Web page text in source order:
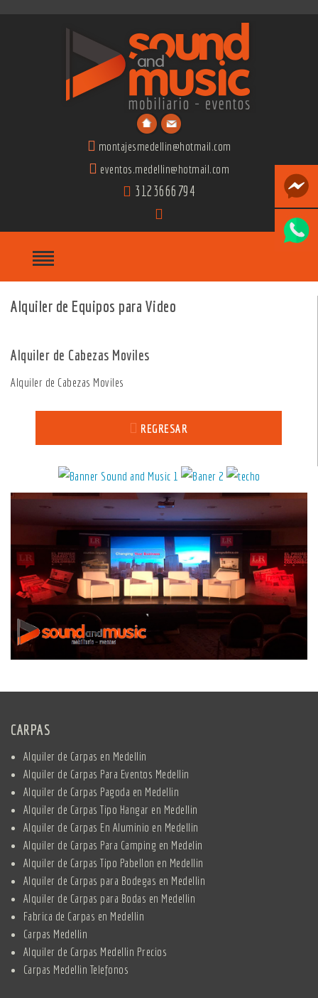
montajesmedellin@hotmail.com
eventos.medellin@hotmail.com
3123666794
Alquiler de Equipos para Video
Alquiler de Cabezas Moviles
Alquiler de Cabezas Moviles
REGRESAR
CARPAS
Alquiler de Carpas en Medellin
Alquiler de Carpas Para Eventos Medellin
Alquiler de Carpas Pagoda en Medellin
Alquiler de Carpas Tipo Hangar en Medellin
Alquiler de Carpas En Aluminio en Medellin
Alquiler de Carpas Para Camping en Medelin
Alquiler de Carpas Tipo Pabellon en Medellin
Alquiler de Carpas para Bodegas en Medellin
Alquiler de Carpas para Bodas en Medellin
Fabrica de Carpas en Medellin
Carpas Medellin
Alquiler de Carpas Medellin Precios
Carpas Medellin Telefonos